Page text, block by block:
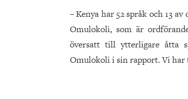
– Kenya har 52 språk och 13
Omulokoli, som är
översatt till ytterligare åtta
Omulokoli i sin rapport. Vi har